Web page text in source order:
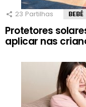
23 Partilhas BEBÉ
Protetores
aplicar nas